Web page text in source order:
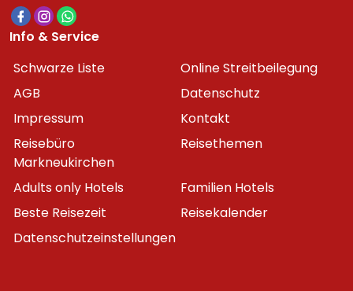
Info & Service
Schwarze Liste
Online Streitbeilegung
AGB
Datenschutz
Impressum
Kontakt
Reisebüro
Markneukirchen
Reisethemen
Adults only Hotels
Familien Hotels
Beste Reisezeit
Reisekalender
Datenschutzeinstellungen